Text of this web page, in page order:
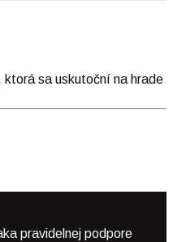
sa uskutoční na hrade
pravidelnej podpore